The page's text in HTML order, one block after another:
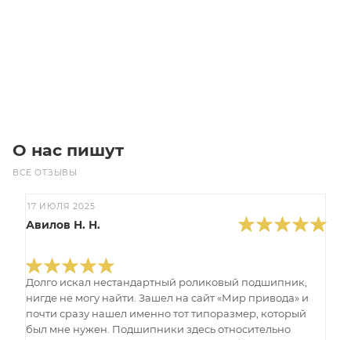
О нас пишут
ВСЕ ОТЗЫВЫ
17 ИЮЛЯ 2025
Авилов Н. Н.
Долго искал нестандартный роликовый подшипник,
нигде не могу найти. Зашел на сайт «Мир привода» и
почти сразу нашел именно тот типоразмер, который
был мне нужен. Подшипники здесь относительно